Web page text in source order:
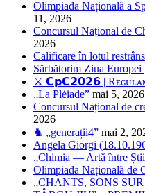
Olimpiada Națională a
11, 2026
Concursul Național de
2026
Calificare în lotul restrâns
Sărbătorim Ziua
⚔️ 𝗖𝗽𝗖𝟮𝟬𝟮𝟲 |
„La Pléiade” mai 5, 2026
Concursul Național de
2026
♞ „generații4” mai 2,
Angela Giorgi
„Chimia — Artă între
Olimpiada Națională de
„CHANTS, SONS